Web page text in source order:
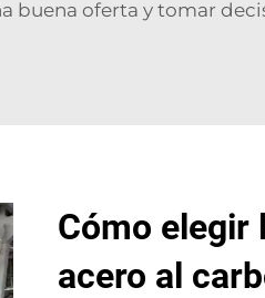
buena oferta y tomar
Cómo elegir
acero al